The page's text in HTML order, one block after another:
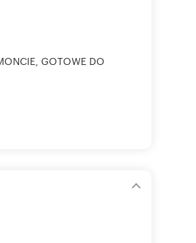
GOTOWE DO